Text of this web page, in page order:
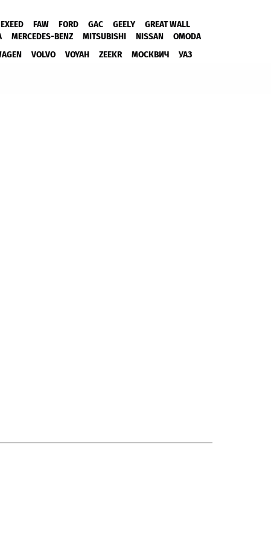
EXEED FAW FORD GAC GEELY
GREAT WALL
MERCEDES-BENZ MITSUBISHI NISSAN
OMODA
VOLVO VOYAH ZEEKR МОСКВИЧ УАЗ